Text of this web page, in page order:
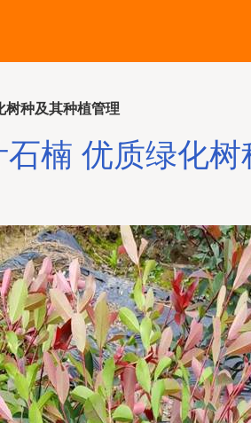
树种及其种植管理
石楠 优质绿化